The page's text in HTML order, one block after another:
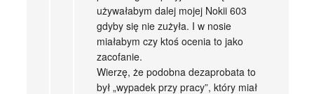
używałabym dalej mojej Nokii 603
gdyby się nie zużyła. I w nosie
miałabym czy ktoś ocenia to jako
zacofanie.
Wierzę, że podobna dezaprobata to
był „wypadek przy pracy”, który miał